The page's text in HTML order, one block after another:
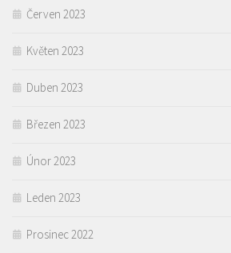
Červen 2023
Květen 2023
Duben 2023
Březen 2023
Únor 2023
Leden 2023
Prosinec 2022